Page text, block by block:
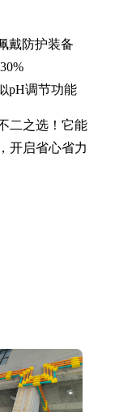
戴防护装备
pH调节功能
二之选！它能
开启省心省力